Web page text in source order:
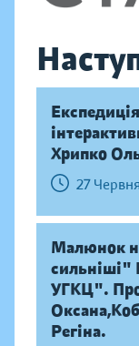
Хрипко
27
Малюнок
сильніші"
УГКЦ".
Регіна.